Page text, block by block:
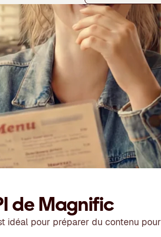
de Magnific
idéal pour préparer du contenu pour